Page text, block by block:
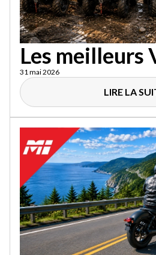
Les meilleurs
31 mai 2026
LIRE LA